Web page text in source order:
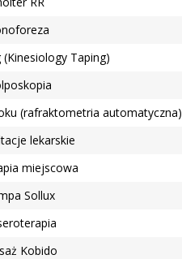
Taping)
(rafraktometria automatyczna)
lekarskie
miejscowa
Sollux
Kobido